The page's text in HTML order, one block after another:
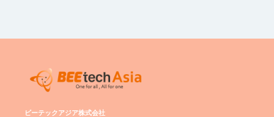
ビーテックアジア株式会社